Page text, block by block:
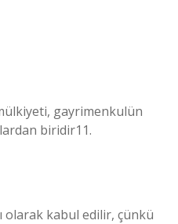
gayrimenkulün
biridir11.
olarak kabul edilir, çünkü